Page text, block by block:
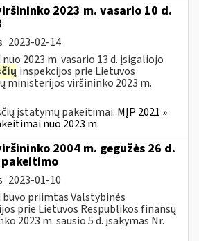
2023 m. vasario 10 d.
2023-02-14
2023 m. vasario 13 d. įsigaliojo
inspekcijos prie Lietuvos
ministerijos viršininko 2023 m.
įstatymų pakeitimai: MĮP 2021 »
nuo 2023 m.
2004 m. gegužės 26 d.
pakeitimo
2023-01-10
priimtas Valstybinės
prie Lietuvos Respublikos finansų
2023 m. sausio 5 d. įsakymas Nr.